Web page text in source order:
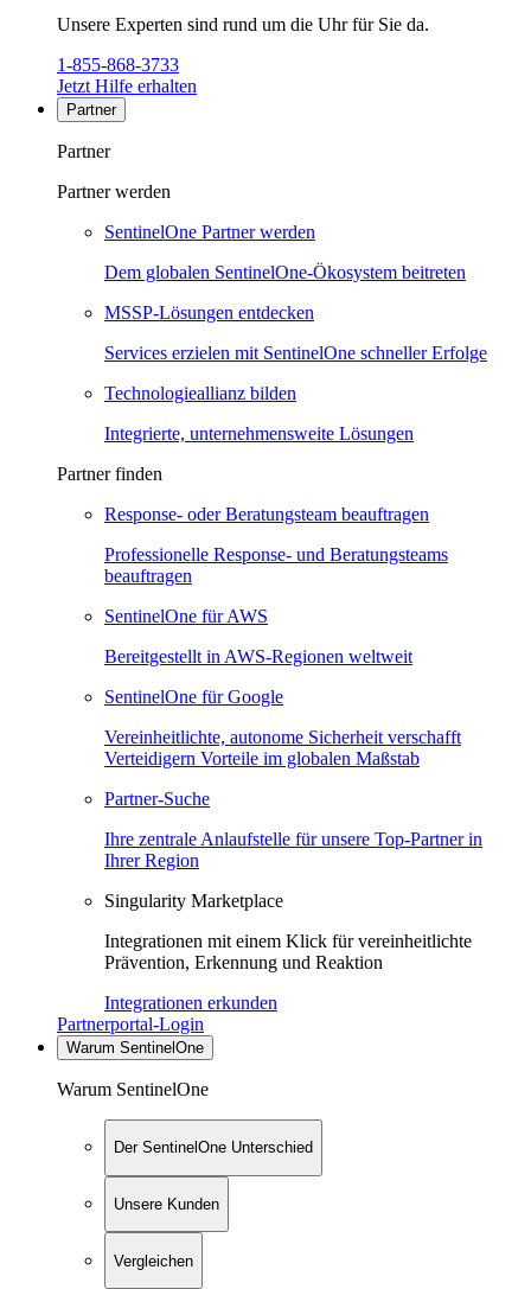
Unsere Experten sind rund um die Uhr für Sie da.
1-855-868-3733
Jetzt Hilfe erhalten
Partner
Partner
Partner werden
SentinelOne Partner werden
Dem globalen SentinelOne-Ökosystem beitreten
MSSP-Lösungen entdecken
Services erzielen mit SentinelOne schneller Erfolge
Technologieallianz bilden
Integrierte, unternehmensweite Lösungen
Partner finden
Response- oder Beratungsteam beauftragen
Professionelle Response- und Beratungsteams
beauftragen
SentinelOne für AWS
Bereitgestellt in AWS-Regionen weltweit
SentinelOne für Google
Vereinheitlichte, autonome Sicherheit verschafft
Verteidigern Vorteile im globalen Maßstab
Partner-Suche
Ihre zentrale Anlaufstelle für unsere Top-Partner in
Ihrer Region
Singularity Marketplace
Integrationen mit einem Klick für vereinheitlichte
Prävention, Erkennung und Reaktion
Integrationen erkunden
Partnerportal-Login
Warum SentinelOne
Warum SentinelOne
Der SentinelOne Unterschied
Unsere Kunden
Vergleichen